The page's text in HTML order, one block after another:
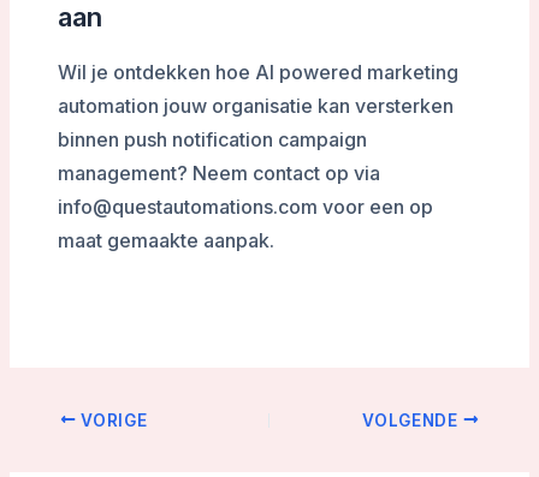
aan
Wil je ontdekken hoe AI powered marketing
automation jouw organisatie kan versterken
binnen push notification campaign
management? Neem contact op via
info@questautomations.com voor een op
maat gemaakte aanpak.
VORIGE VOLGENDE